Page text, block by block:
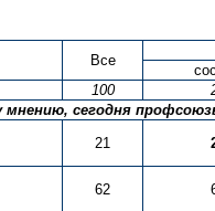
Все
100
мнению, сегодня
21
62